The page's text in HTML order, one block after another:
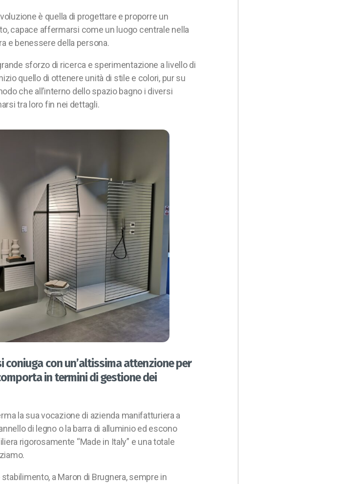
è quella di progettare e proporre un
capace affermarsi come un luogo centrale nella
e benessere della persona.
sforzo di ricerca e sperimentazione a livello di
quello di ottenere unità di stile e colori, pur su
che all’interno dello spazio bagno i diversi
tra loro fin nei dettagli.
coniuga con un’altissima attenzione per
in termini di gestione dei
la sua vocazione di azienda manifatturiera a
di legno o la barra di alluminio ed escono
rigorosamente “Made in Italy” e una totale
a Maron di Brugnera, sempre in